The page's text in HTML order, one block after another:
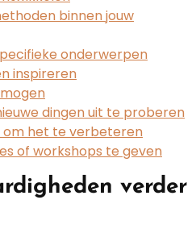
binnen jouw
onderwerpen
inspireren
dingen uit te proberen
om het te verbeteren
of workshops te geven
verder